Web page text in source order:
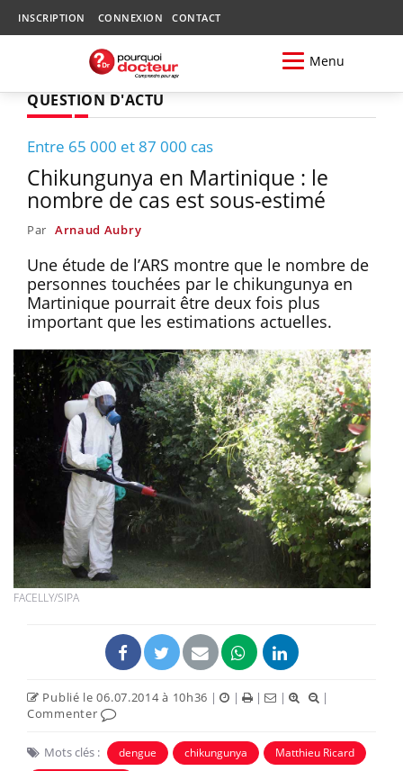
INSCRIPTION CONNEXION CONTACT
Menu
QUESTION D'ACTU
Entre 65 000 et 87 000 cas
Chikungunya en Martinique : le
nombre de cas est sous-estimé
Par Arnaud Aubry
Une étude de l’ARS montre que le nombre de
personnes touchées par le chikungunya en
Martinique pourrait être deux fois plus
important que les estimations actuelles.
FACELLY/SIPA
Publié le 06.07.2014 à 10h36 | | | |
|
Commenter
Mots clés : dengue chikungunya
Matthieu Ricard